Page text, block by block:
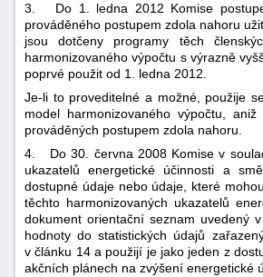
3. Do 1. ledna 2012 Komise
prováděného postupem zdola nahoru
jsou dotčeny programy těch
harmonizovaného výpočtu s výrazně
poprvé použit od 1. ledna 2012.
Je-li to proveditelné a možné, použije
model harmonizovaného výpočtu,
prováděných postupem zdola nahoru.
4. Do 30. června 2008 Komise v
ukazatelů energetické účinnosti a
dostupné údaje nebo údaje, které
těchto harmonizovaných ukazatelů
dokument orientační seznam uvedený
hodnoty do statistických údajů
v článku 14 a použijí je jako jeden z
akčních plánech na zvýšení energetické